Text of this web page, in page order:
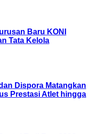
Baru KONI
Tata Kelola
Dispora Matangkan
Prestasi Atlet hingga